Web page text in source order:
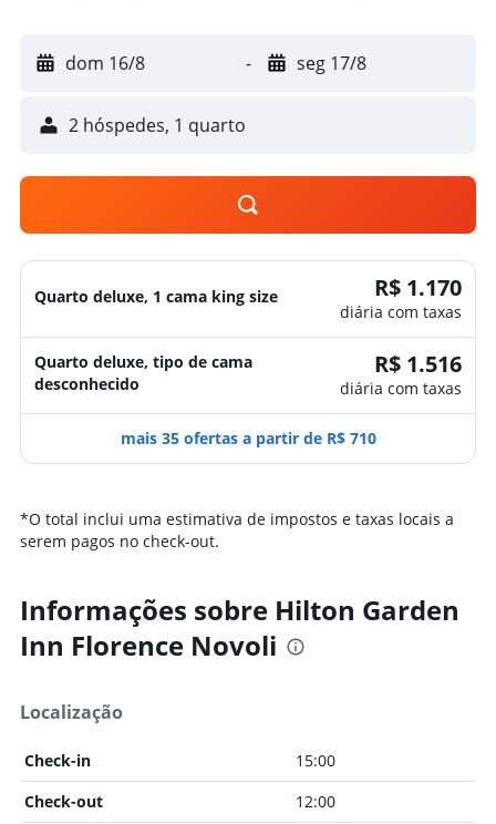
dom 16/8 - seg 17/8
2 hóspedes, 1 quarto
Quarto deluxe, 1 cama king size R$ 1.170
diária com taxas
Quarto deluxe, tipo de cama
desconhecido
R$ 1.516
diária com taxas
mais 35 ofertas a partir de R$ 710
*O total inclui uma estimativa de impostos e taxas locais a
serem pagos no check-out.
Informações sobre Hilton Garden
Inn Florence Novoli
Localização
Check-in
15:00
Check-out
12:00